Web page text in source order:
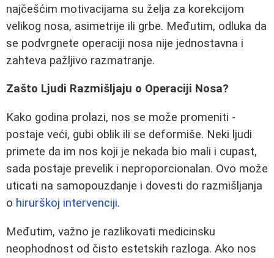
najčešćim motivacijama su želja za korekcijom
velikog nosa, asimetrije ili grbe. Međutim, odluka da
se podvrgnete operaciji nosa nije jednostavna i
zahteva pažljivo razmatranje.
Zašto Ljudi Razmišljaju o Operaciji Nosa?
Kako godina prolazi, nos se može promeniti -
postaje veći, gubi oblik ili se deformiše. Neki ljudi
primete da im nos koji je nekada bio mali i cupast,
sada postaje prevelik i neproporcionalan. Ovo može
uticati na samopouzdanje i dovesti do razmišljanja
o hirurškoj intervenciji.
Međutim, važno je razlikovati medicinsku
neophodnost od čisto estetskih razloga. Ako nos